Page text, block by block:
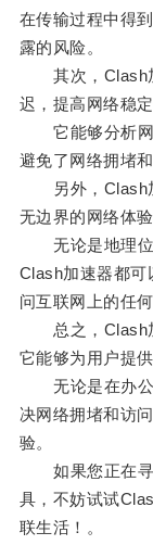
在传输过程中得
露的风险。
其次，Clash加
迟，提高网络稳定
它能够分析网
避免了网络拥堵
另外，Clash加
无边界的网络体验
无论是地理位
Clash加速器都可
问互联网上的任何
总之，Clash加
它能够为用户提
无论是在办公
决网络拥堵和访
验。
如果您正在寻
具，不妨试试
联生活！。